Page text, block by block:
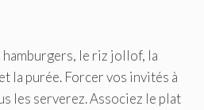
le riz jollof, la
la purée. Forcer vos invités à
les serverez. Associez le plat